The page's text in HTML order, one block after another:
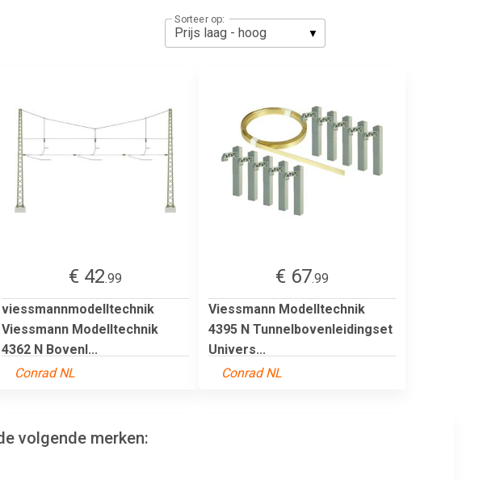
Sorteer op:
€ 42.99
viessmannmodelltechnik
Viessmann Modelltechnik
4362 N Bovenl...
Conrad NL
€ 67.99
Viessmann Modelltechnik
4395 N Tunnelbovenleidingset
Univers...
Conrad NL
volgende merken: